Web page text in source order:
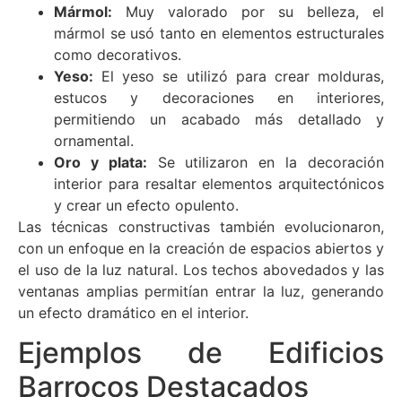
Mármol: Muy valorado por su belleza, el
mármol se usó tanto en elementos estructurales
como decorativos.
Yeso: El yeso se utilizó para crear molduras,
estucos y decoraciones en interiores,
permitiendo un acabado más detallado y
ornamental.
Oro y plata: Se utilizaron en la decoración
interior para resaltar elementos arquitectónicos
y crear un efecto opulento.
Las técnicas constructivas también evolucionaron,
con un enfoque en la creación de espacios abiertos y
el uso de la luz natural. Los techos abovedados y las
ventanas amplias permitían entrar la luz, generando
un efecto dramático en el interior.
Ejemplos de Edificios
Barrocos Destacados